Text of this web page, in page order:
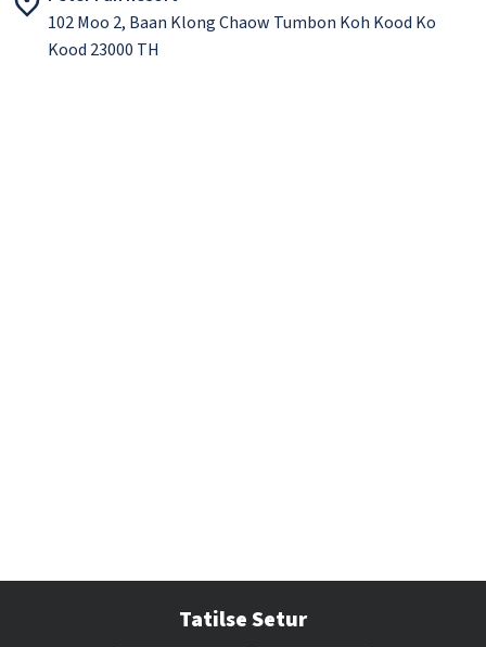
102 Moo 2, Baan Klong Chaow Tumbon Koh Kood Ko
Kood 23000 TH
Tatilse Setur